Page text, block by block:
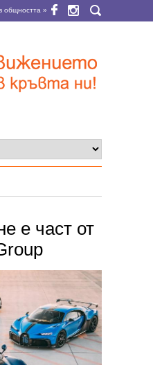
общността »
е част от